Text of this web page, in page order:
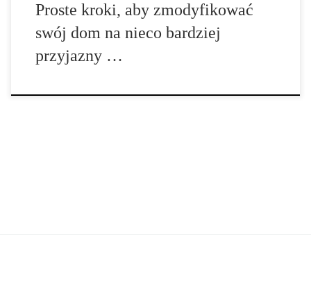
Proste kroki, aby zmodyfikować
swój dom na nieco bardziej
przyjazny …